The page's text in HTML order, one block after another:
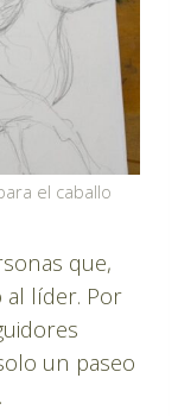
el caballo
que,
al líder. Por
un paseo